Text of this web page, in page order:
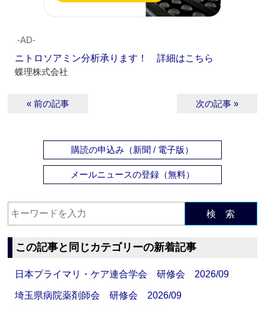
‐AD‐
ニトロソアミン分析承ります！ 詳細はこちら
蝶理株式会社
« 前の記事 次の記事 »
購読の申込み（新聞 / 電子版）
メールニュースの登録（無料）
検 索
この記事と同じカテゴリーの新着記事
日本プライマリ・ケア連合学会 研修会 2026/09
埼玉県病院薬剤師会 研修会 2026/09